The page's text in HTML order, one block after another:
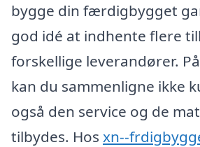
bygge din færdigbygget
god idé at indhente flere
forskellige leverandører.
kan du sammenligne ikke
også den service og de
tilbydes. Hos xn--